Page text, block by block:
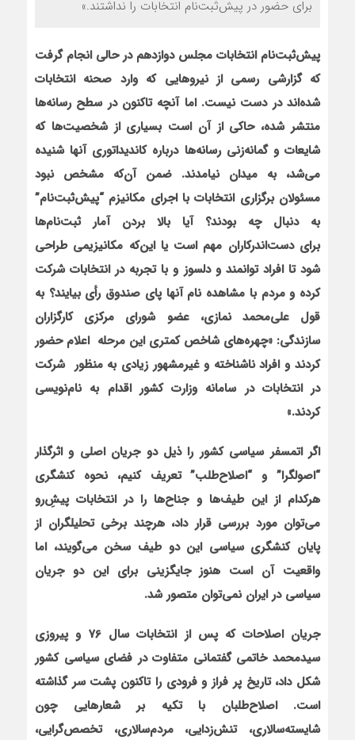
برای حضور در پیش‌ثبت‌نام انتخابات را نداشتند.»
پیش‌ثبت‌نام انتخابات مجلس دوازدهم در حالی انجام گرفت
که گزارشی رسمی از نیروهایی که وارد صحنه انتخابات
شده‌اند در دست نیست. اما آنچه تاکنون در سطح رسانه‌ها
منتشر شده، حاکی از آن است بسیاری از شخصیت‌ها که
شایعات و گمانه‌زنی‌ رسانه‌ها درباره کاندیداتوری آنها شنیده
می‌شد، به میدان نیامدند. ضمن آن‌که مشخص نبود
مسئولان برگزاری انتخابات با اجرای مکانیزم “پیش‌ثبت‌نام”
به دنبال چه بودند؟ آیا بالا بردن آمار ثبت‌نام‌ها
برای دست‌اندرکاران مهم است یا این‌که مکانیزیمی طراحی
شود تا افراد توانمند و دلسوز و با تجربه در انتخابات شرکت
کرده و مردم با مشاهده نام آنها پای صندوق رأی بیایند؟ به
قول علی‌محمد نمازی، عضو شورای مرکزی کارگزاران
سازندگی: «چهره‌های شاخص کمتری این مرحله اعلام حضور
کردند و افراد ناشناخته و غیرمشهور زیادی به منظور شرکت
در انتخابات در سامانه وزارت کشور اقدام به نام‌نویسی
کردند.»
اگر اتمسفر سياسي كشور را ذيل دو جريان اصلي و اثرگذار
“اصولگرا” و “اصلاح‌طلب” تعريف كنيم، نحوه كنشگري
هركدام از اين طيف‌ها و جناح‌ها را در انتخابات پیشِ‌رو
می‌توان مورد بررسی قرار داد، هرچند برخي تحليلگران از
پايان كنشگري سياسي این دو طیف سخن می‌گويند، اما
واقعيت آن است هنوز جايگزيني براي اين دو جريان
سياسي در ايران نمي‌توان متصور شد.
جريان اصلاحات كه پس از انتخابات سال 76 و پيروزي
سيدمحمد خاتمي گفتمانی متفاوت در فضاي سياسي كشور
شكل داد، تاريخ پر فراز و فرودي را تاکنون پشت سر گذاشته
است. اصلاح‌طلبان با تكيه بر شعارهايي چون
شايسته‌سالاري، تنش‌زدايي، مردم‌سالاري، تخصص‌گرايي،